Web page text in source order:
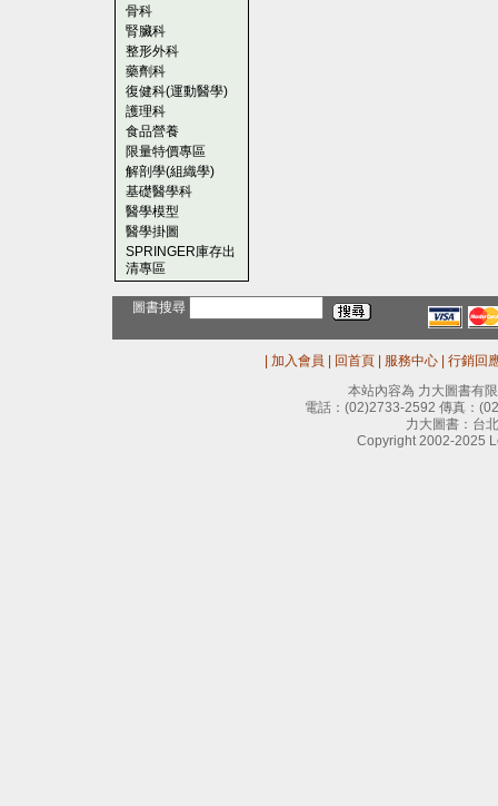
骨科
腎臟科
整形外科
藥劑科
復健科(運動醫學)
護理科
食品營養
限量特價專區
解剖學(組織學)
基礎醫學科
醫學模型
醫學掛圖
SPRINGER庫存出
清專區
圖書搜尋
加入會員 回首頁 服務中心
行銷回
本站內容為 力大圖書有
電話： (02)2733-2592 傳真：
力大圖書：台
Copyright 2002-2025